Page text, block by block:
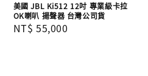
美國 JBL Ki512 12吋 專業級卡拉
OK喇叭 揚聲器 台灣公司貨
Regular
NT$ 55,000